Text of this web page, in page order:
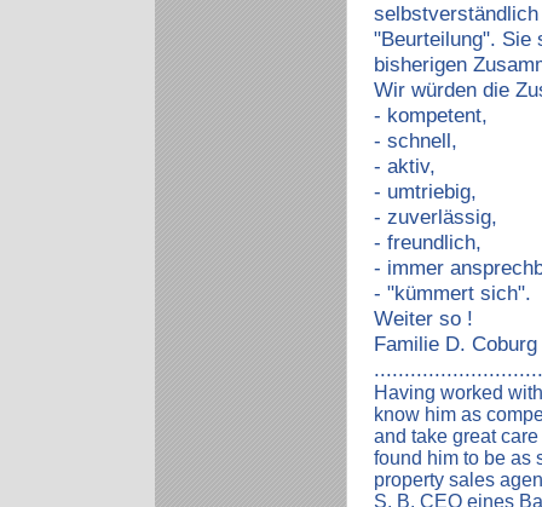
"Beurteilung". Sie
bisherigen
Wir würden die
- kompetent,
- schnell,
- aktiv,
- umtriebig,
- zuverlässig,
- freundlich,
- immer
- "kümmert sich".
Weiter so !
Familie D. Coburg
Having worked
know him as
and take great
found him to be as
property sales
S. B. CEO eines